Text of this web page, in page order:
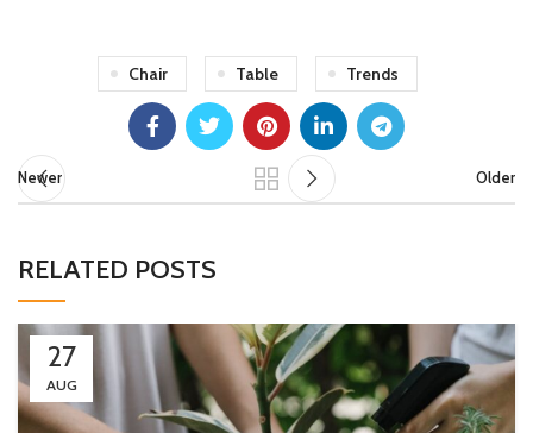
Chair Table Trends
Newer Older
RELATED POSTS
27
AUG